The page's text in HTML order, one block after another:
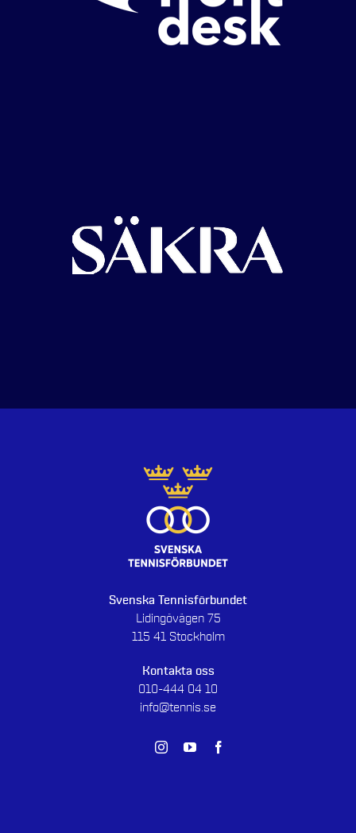
Svenska Tennisförbundet
Lidingövägen 75
115 41 Stockholm
Kontakta oss
010-444 04 10
info@tennis.se